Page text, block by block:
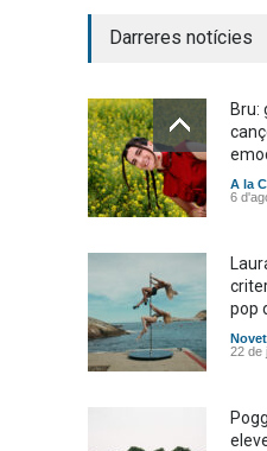
Darreres notícies
Bru:
A la
6
pop
22 de